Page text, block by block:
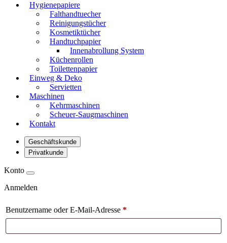
Hygienepapiere
Falthandtuecher
Reinigungstücher
Kosmetiktücher
Handtuchpapier
Innenabrollung System
Küchenrollen
Toilettenpapier
Einweg & Deko
Servietten
Maschinen
Kehrmaschinen
Scheuer-Saugmaschinen
Kontakt
Geschäftskunde
Privatkunde
Konto
Anmelden
Benutzername oder E-Mail-Adresse *